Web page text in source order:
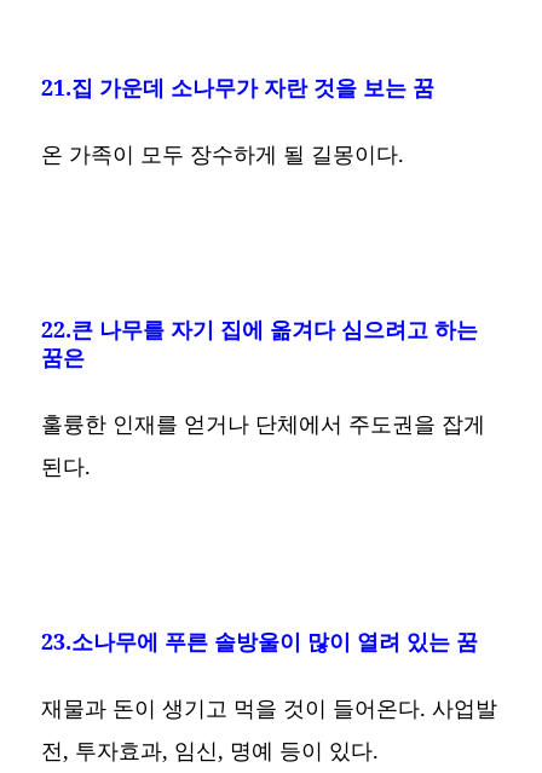
21.집 가운데 소나무가 자란 것을 보는 꿈
온 가족이 모두 장수하게 될 길몽이다.
22.큰 나무를 자기 집에 옮겨다 심으려고 하는
꿈은
훌륭한 인재를 얻거나 단체에서 주도권을 잡게
된다.
23.소나무에 푸른 솔방울이 많이 열려 있는 꿈
재물과 돈이 생기고 먹을 것이 들어온다. 사업발
전, 투자효과, 임신, 명예 등이 있다.